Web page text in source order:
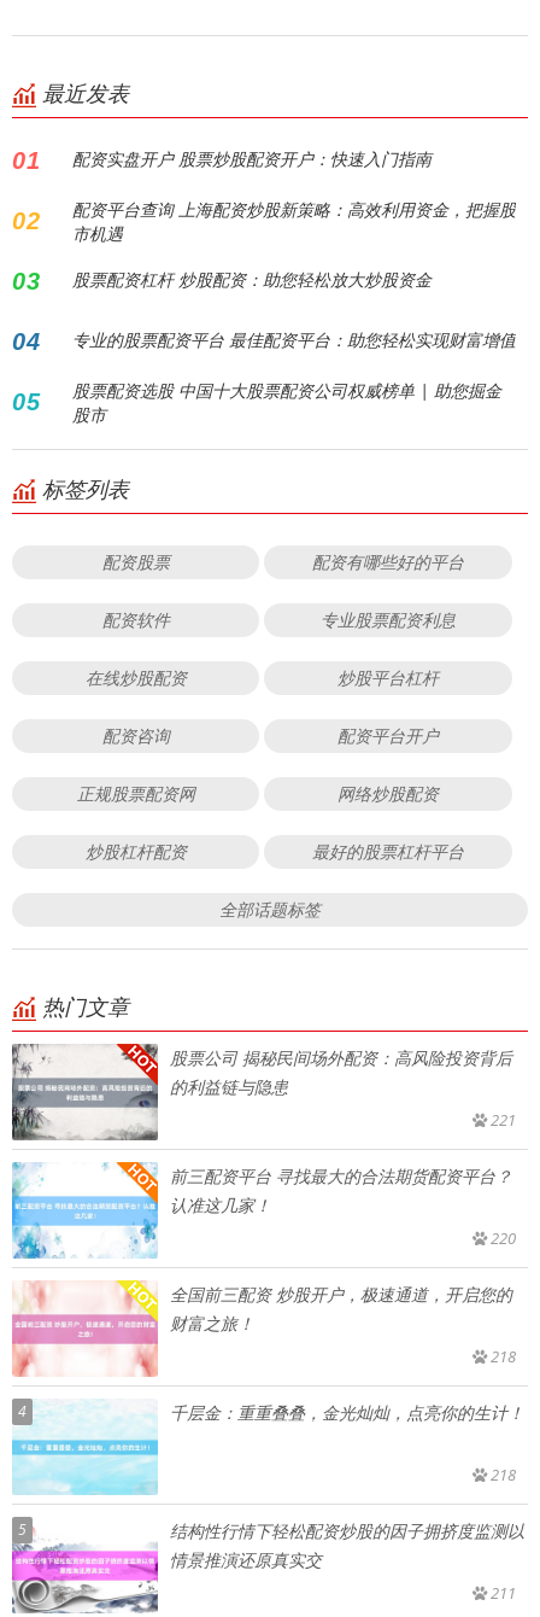
最近发表
01 配资实盘开户 股票炒股配资开户：快速入门指南
02
配资平台查询 上海配资炒股新策略：高效利用资金，把握股
市机遇
03 股票配资杠杆 炒股配资：助您轻松放大炒股资金
04 专业的股票配资平台 最佳配资平台：助您轻松实现财富增值
05
股票配资选股 中国十大股票配资公司权威榜单 | 助您掘金
股市
标签列表
配资股票 配资有哪些好的平台
配资软件 专业股票配资利息
在线炒股配资 炒股平台杠杆
配资咨询 配资平台开户
正规股票配资网 网络炒股配资
炒股杠杆配资 最好的股票杠杆平台
全部话题标签
热门文章
股票公司 揭秘民间场外配资：高风险投资背后
的利益链与隐患
221
前三配资平台 寻找最大的合法期货配资平台？
认准这几家！
220
全国前三配资 炒股开户，极速通道，开启您的
财富之旅！
218
4 千层金：重重叠叠，金光灿灿，点亮你的生计！
218
5
结构性行情下轻松配资炒股的因子拥挤度监测以
情景推演还原真实交
211